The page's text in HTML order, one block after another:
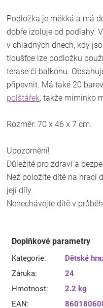
Podložka je měkká a má
dobře izoluje od podlahy.
v chladných dnech, kdy
tloušťce lze podložku
terase či balkonu.
připevnit. Má také 20
polštářek, takže miminko
Rozměr: 70 x 46 x 7 cm.
Upozornění!
Důležité pro zdraví a
Než položíte dítě na hrací
její díly.
Nenechávejte dítě v
Doplňkové parametry
Kategorie:
Dětské
Záruka:
24
Hmotnost:
2.2 kg
EAN: